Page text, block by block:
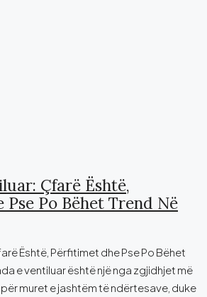
Çfarë Është,
Po Bëhet Trend Në
Është, Përfitimet dhe Pse Po Bëhet
e ventiluar është një nga zgjidhjet më
muret e jashtëm të ndërtesave, duke